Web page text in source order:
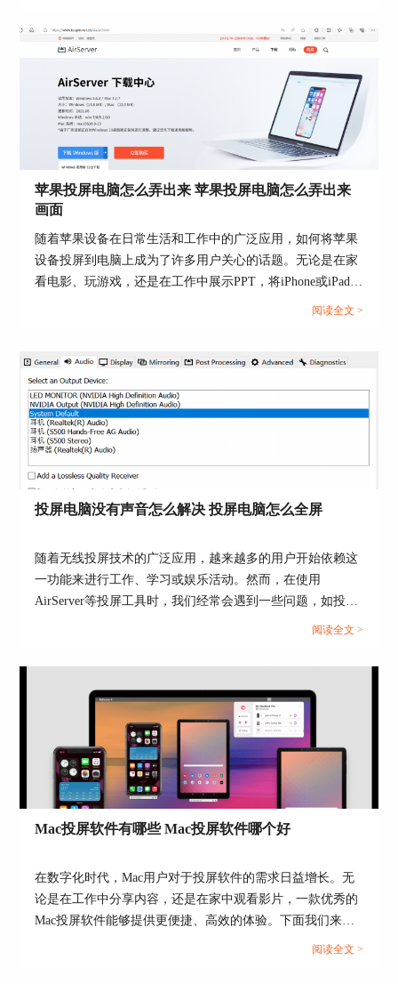
图3：扫描二维码
Processing”操作界面中调整视频的亮度、色度、色
温等参数。
图4：调整显示效果
通过“Audio”设置界面，可以选择投屏后音频的播
放端口，可以选择扬声器或者是内置播放器。
图5：调整音频
AirServer做商务演示有什么优势，商务演示投屏用AirServer
卡吗的相关内容。...
苹果投屏电脑怎么弄出来 苹果投屏电脑怎么弄出来
画面
随着苹果设备在日常生活和工作中的广泛应用，如何将苹果
设备投屏到电脑上成为了许多用户关心的话题。无论是在家
看电影、玩游戏，还是在工作中展示PPT，将iPhone或iPad的
屏幕投射到电脑上都能提供更好的体验。本篇文章将为大家
阅读全文 >
投屏电脑没有声音怎么解决 投屏电脑怎么全屏
随着无线投屏技术的广泛应用，越来越多的用户开始依赖这
一功能来进行工作、学习或娱乐活动。然而，在使用
AirServer等投屏工具时，我们经常会遇到一些问题，如投屏
过程中没有声音或无法全屏显示。这些问题虽然看似简单，
文将为大家介绍投屏电脑没有声音怎么解决以及投屏电脑怎
么全屏。...
阅读全文 >
Mac投屏软件有哪些 Mac投屏软件哪个好
在数字化时代，Mac用户对于投屏软件的需求日益增长。无
论是在工作中分享内容，还是在家中观看影片，一款优秀的
Mac投屏软件能够提供更便捷、高效的体验。下面我们来看
看Mac投屏软件有哪些，Mac投屏软件哪个好的相关内容。...
阅读全文 >